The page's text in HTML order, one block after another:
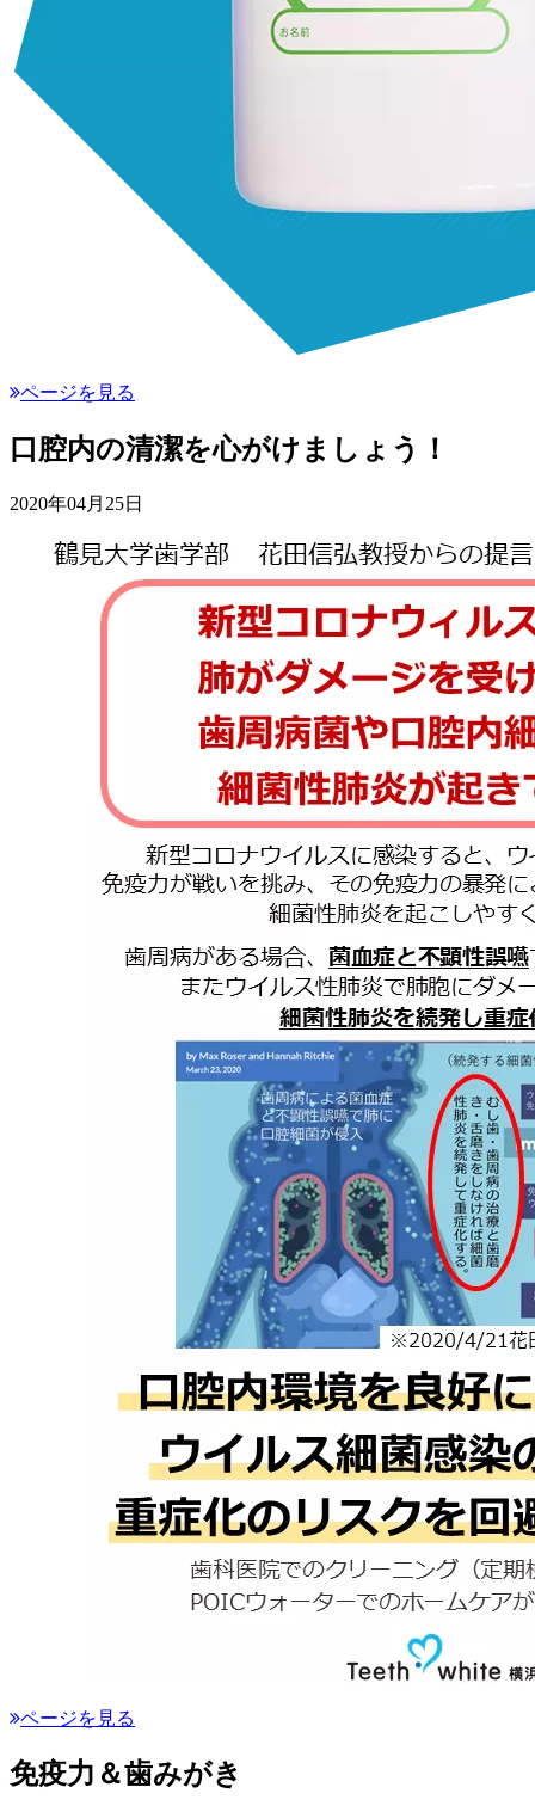
ページを見る
口腔内の清潔を心がけましょう！
2020年04月25日
ページを見る
免疫力＆歯みがき